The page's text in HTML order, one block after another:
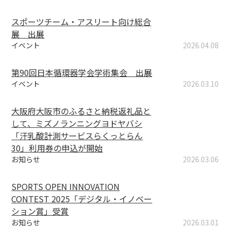
スポーツチーム・アスリート向け総合
展 出展
イベント 2026.04.08
第90回日本循環器学会学術集会 出展
イベント 2026.03.10
大阪府大阪市のふるさと納税返礼品と
して、ミズノランニングヨドヤバシ
「汗乳酸計測サービスらくっとらん
30」利用券の申込が開始
お知らせ 2026.03.06
SPORTS OPEN INNOVATION
CONTEST 2025「デジタル・イノベー
ション賞」受賞
お知らせ 2026.03.01